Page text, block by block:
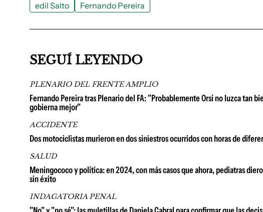
edil Salto Fernando Pereira
SEGUÍ LEYENDO
PLENARIO DEL FRENTE AMPLIO
Fernando Pereira tras Plenario del FA: "Probablemente Orsi no luzca tan
gobierna mejor"
ACCIDENTE
Dos motociclistas murieron en dos siniestros ocurridos con horas de
SALUD
Meningococo y política: en 2024, con más casos que ahora, pediatras
sin éxito
INDAGATORIA PENAL